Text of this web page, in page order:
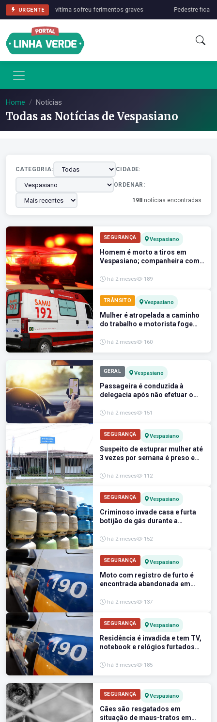
URGENTE
Lagoa Santa; vítima sofreu ferimentos graves Pedestre fica em
Home Notícias
Todas as Notícias de Vespasiano
CATEGORIA: CIDADE:
ORDENAR:
198 notícias encontradas
SEGURANÇA Vespasiano
Homem é morto a tiros em
Vespasiano; companheira com
e presa por tráfico de drogas
há 2 meses 189
TRÂNSITO Vespasiano
Mulher é atropelada a caminho
do trabalho e motorista foge
há 2 meses 160
GERAL Vespasiano
Passageira é conduzida à
delegacia após não efetuar o
aplicativo em Vespasiano
há 2 meses 151
SEGURANÇA Vespasiano
Suspeito de estuprar mulher até
3 vezes por semana é preso em
há 2 meses 112
SEGURANÇA Vespasiano
Criminoso invade casa e furta
botijão de gás durante a
há 2 meses 152
SEGURANÇA Vespasiano
Moto com registro de furto é
encontrada abandonada em
há 2 meses 137
SEGURANÇA Vespasiano
Residência é invadida e tem TV,
notebook e relógios furtados
há 3 meses 185
SEGURANÇA Vespasiano
Cães são resgatados em
situação de maus-tratos em